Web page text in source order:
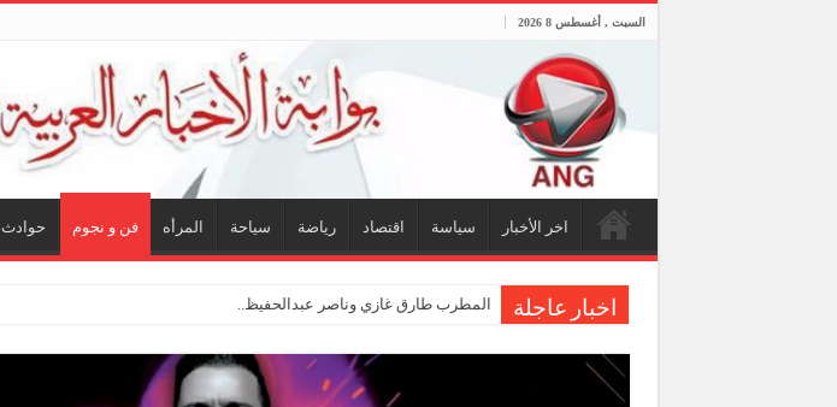
السبت , أغسطس 8 2026
اخر الأخبار سياسة اقتصاد رياضة سياحة المرأه فن و نجوم حوادث
اخبار عاجلة المطرب طارق غازي وناصر عبدالحفيظ.. شراكة فنية ترسم مل